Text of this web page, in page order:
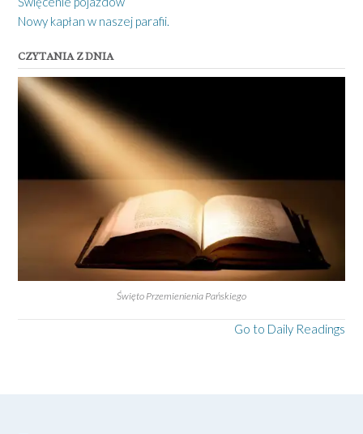
Nowy kapłan w naszej parafii.
CZYTANIA Z DNIA
Święto Przemienienia Pańskiego
Go to Daily Readings